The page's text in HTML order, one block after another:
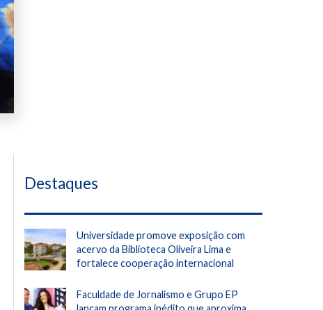
Destaques
Universidade promove exposição com
acervo da Biblioteca Oliveira Lima e
fortalece cooperação internacional
Faculdade de Jornalismo e Grupo EP